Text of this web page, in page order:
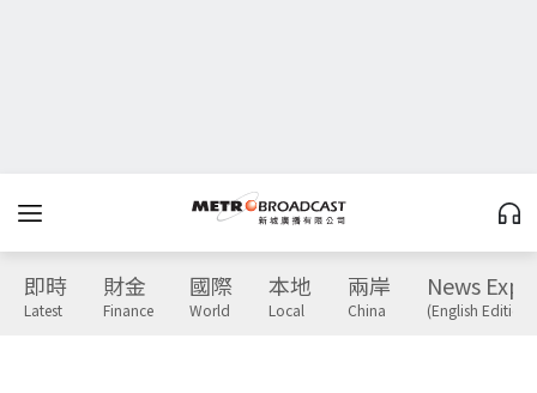
即時
Latest
財金
Finance
國際
World
本地
Local
兩岸
China
News
(English Edition)